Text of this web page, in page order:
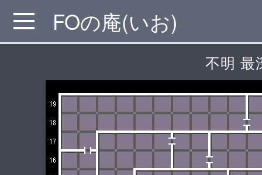
MENU FOの庵(いお)
不明 最